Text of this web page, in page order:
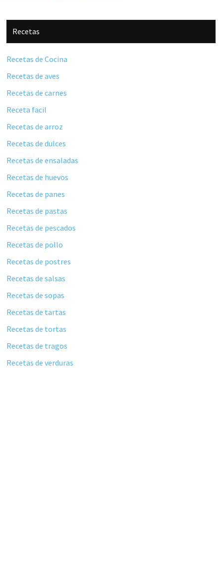
Recetas
Recetas de Cocina
Recetas de aves
Recetas de carnes
Receta facil
Recetas de arroz
Recetas de dulces
Recetas de ensaladas
Recetas de huevos
Recetas de panes
Recetas de pastas
Recetas de pescados
Recetas de pollo
Recetas de postres
Recetas de salsas
Recetas de sopas
Recetas de tartas
Recetas de tortas
Recetas de tragos
Recetas de verduras